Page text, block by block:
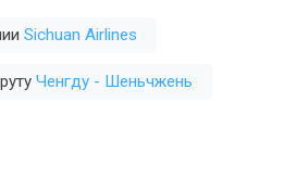
Sichuan Airlines
Ченгду - Шеньчжень